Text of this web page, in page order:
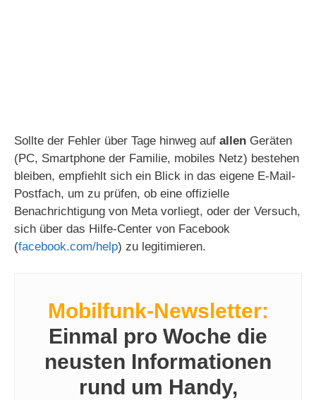
Sollte der Fehler über Tage hinweg auf allen Geräten
(PC, Smartphone der Familie, mobiles Netz) bestehen
bleiben, empfiehlt sich ein Blick in das eigene E-Mail-
Postfach, um zu prüfen, ob eine offizielle
Benachrichtigung von Meta vorliegt, oder der Versuch,
sich über das Hilfe-Center von Facebook
(facebook.com/help) zu legitimieren.
Mobilfunk-Newsletter:
Einmal pro Woche die
neusten Informationen
rund um Handy,